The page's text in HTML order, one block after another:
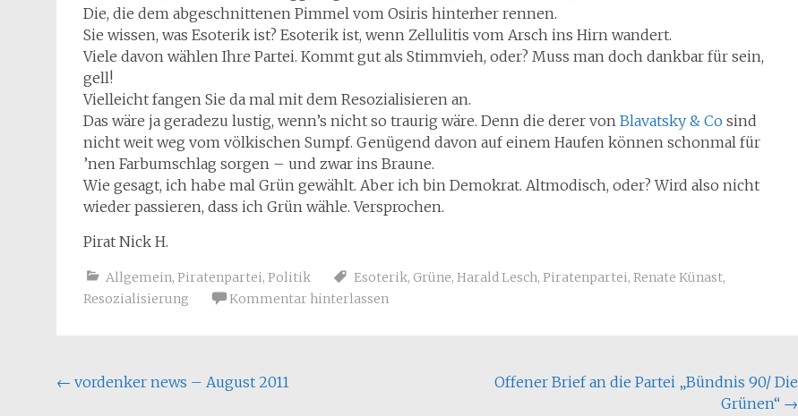
Die, die dem abgeschnittenen Pimmel vom Osiris hinterher rennen.
Sie wissen, was Esoterik ist? Esoterik ist, wenn Zellulitis vom Arsch ins Hirn wandert.
Viele davon wählen Ihre Partei. Kommt gut als Stimmvieh, oder? Muss man doch dankbar für sein,
gell!
Vielleicht fangen Sie da mal mit dem Resozialisieren an.
Das wäre ja geradezu lustig, wenn’s nicht so traurig wäre. Denn die derer von Blavatsky & Co sind
nicht weit weg vom völkischen Sumpf. Genügend davon auf einem Haufen können schonmal für
’nen Farbumschlag sorgen – und zwar ins Braune.
Wie gesagt, ich habe mal Grün gewählt. Aber ich bin Demokrat. Altmodisch, oder? Wird also nicht
wieder passieren, dass ich Grün wähle. Versprochen.
Pirat Nick H.
Allgemein, Piratenpartei, Politik Esoterik, Grüne, Harald Lesch, Piratenpartei, Renate Künast,
Resozialisierung
Kommentar hinterlassen
Beitragsnavigation
← vordenker news – August 2011
Offener Brief an die Partei „Bündnis 90/ Die
Grünen“ →